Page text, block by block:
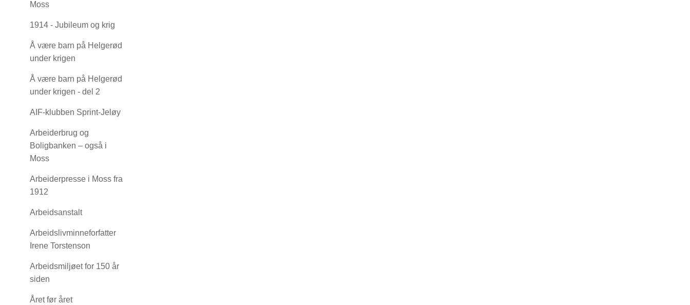
Moss
1914 - Jubileum og krig
Å være barn på Helgerød
under krigen
Å være barn på Helgerød
under krigen - del 2
AIF-klubben Sprint-Jeløy
Arbeiderbrug og
Boligbanken – også i
Moss
Arbeiderpresse i Moss fra
1912
Arbeidsanstalt
Arbeidslivminneforfatter
Irene Torstenson
Arbeidsmiljøet for 150 år
siden
Året før året